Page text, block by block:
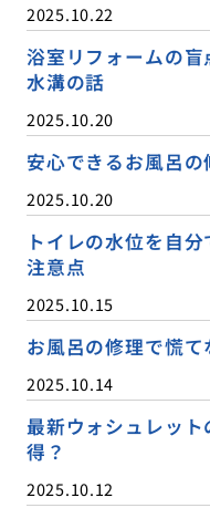
2025.10.22
浴室リフォームの
水溝の話
2025.10.20
安心できるお風呂
2025.10.20
トイレの水位を自
注意点
2025.10.15
お風呂の修理で慌
2025.10.14
最新ウォシュレッ
得？
2025.10.12